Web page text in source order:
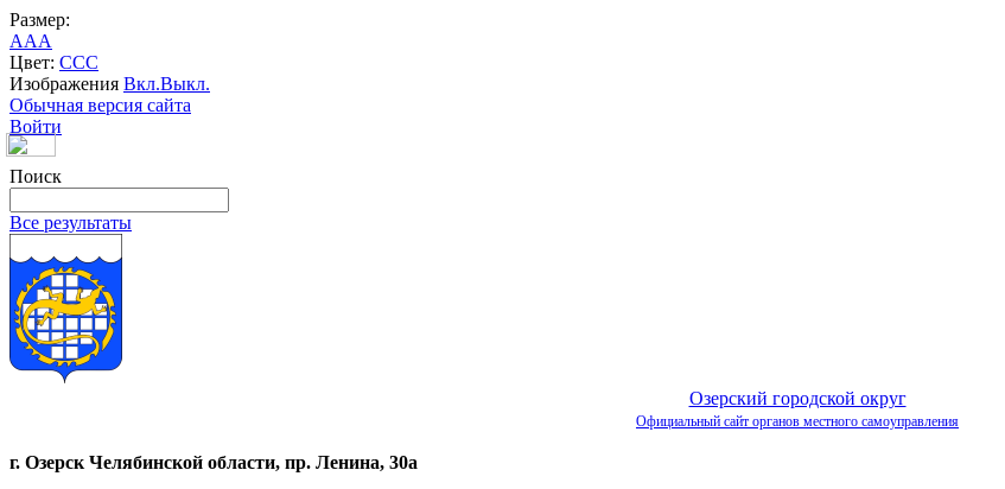
Размер:
AAA
Цвет: CCC
Изображения Вкл.Выкл.
Обычная версия сайта
Войти
Поиск
Все результаты
Озерский городской округ
Официальный сайт органов местного самоуправления
г. Озерск Челябинской области, пр. Ленина, 30а